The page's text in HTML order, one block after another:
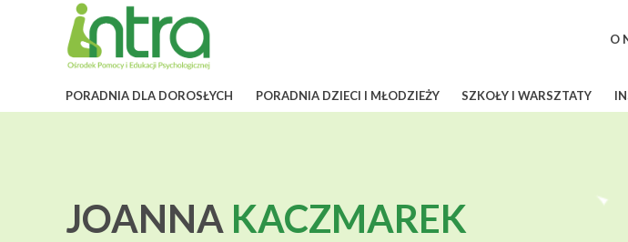
O
PORADNIA DLA DOROSŁYCH PORADNIA DZIECI I MŁODZIEŻY SZKOŁY I WARSZTATY
JOANNA KACZMAREK